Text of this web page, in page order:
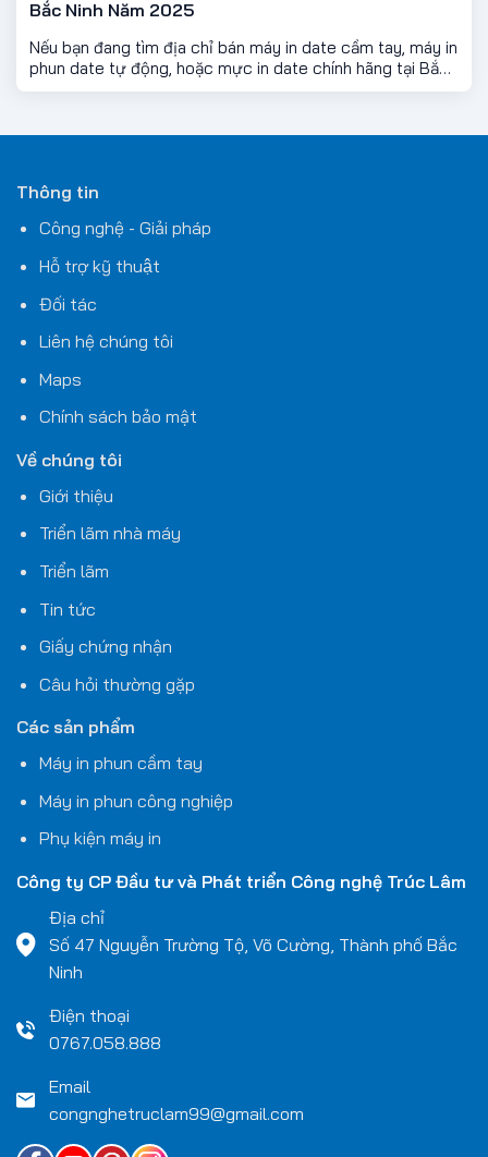
Bắc Ninh Năm 2025
Nếu bạn đang tìm địa chỉ bán máy in date cầm tay, máy in
phun date tự động, hoặc mực in date chính hãng tại Bắc
Ninh, thì đây là bài viết bạn cần đọc — nơi cung cấp giải
mọi ngành sản xuất.
Thông tin
Công nghệ - Giải pháp
Hỗ trợ kỹ thuật
Đối tác
Liên hệ chúng tôi
Maps
Chính sách bảo mật
Về chúng tôi
Giới thiệu
Triển lãm nhà máy
Triển lãm
Tin tức
Giấy chứng nhận
Câu hỏi thường gặp
Các sản phẩm
Máy in phun cầm tay
Máy in phun công nghiệp
Phụ kiện máy in
Công ty CP Đầu tư và Phát triển Công nghệ Trúc Lâm
Địa chỉ
Số 47 Nguyễn Trường Tộ, Võ Cường, Thành phố Bắc
Ninh
Điện thoại
0767.058.888
Email
congnghetruclam99@gmail.com